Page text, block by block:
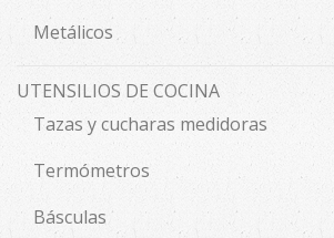
Metálicos
UTENSILIOS DE COCINA
Tazas y cucharas medidoras
Termómetros
Básculas